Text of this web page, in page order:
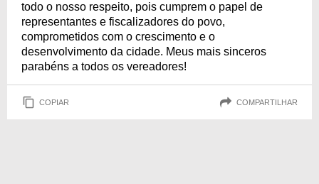
todo o nosso respeito, pois cumprem o papel de
representantes e fiscalizadores do povo,
comprometidos com o crescimento e o
desenvolvimento da cidade. Meus mais sinceros
parabéns a todos os vereadores!
COPIAR COMPARTILHAR